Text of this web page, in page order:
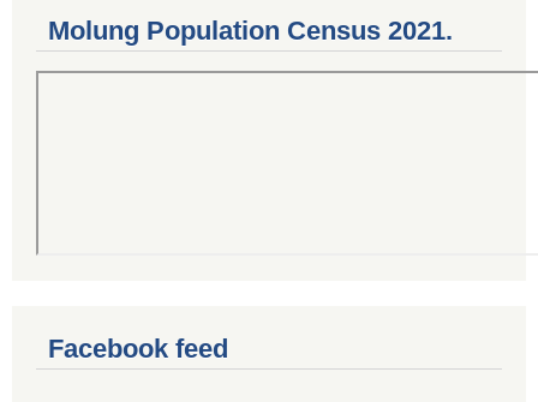
Molung Population Census 2021.
Facebook feed